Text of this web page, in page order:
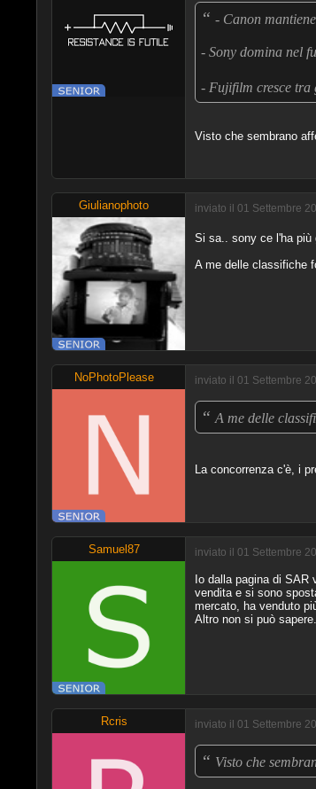
“ - Canon
- Sony domina nel
- Fujifilm cresce tra
Visto che sembrano
Giulianophoto inviato il 01 Settembre
Si sa.. sony ce l'ha più
A me delle classifiche
NoPhotoPlease inviato il 01 Settembre
“ A me delle
La concorrenza c'è, i
Samuel87 inviato il 01 Settembre
Io dalla pagina di SAR
vendita e si sono
mercato, ha venduto
Altro non si può sapere.
Rcris inviato il 01 Settembre
“ Visto che